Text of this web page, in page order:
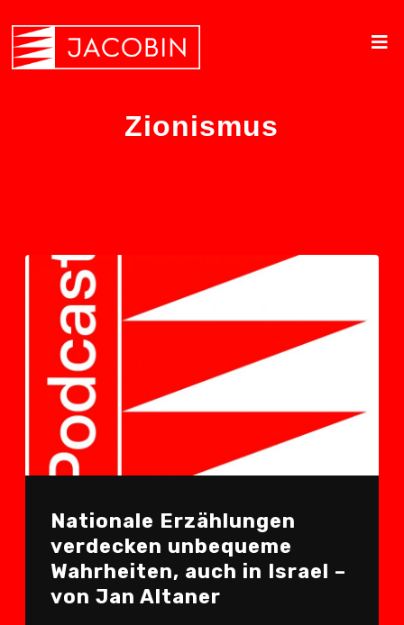
Zionismus
Nationale Erzählungen
verdecken unbequeme
Wahrheiten, auch in Israel –
von Jan Altaner